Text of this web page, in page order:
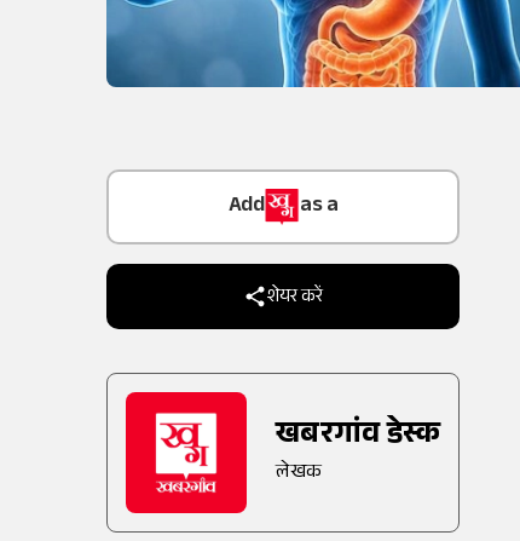
Trusted Source on
शेयर करें
खबरगांव डेस्क
लेखक